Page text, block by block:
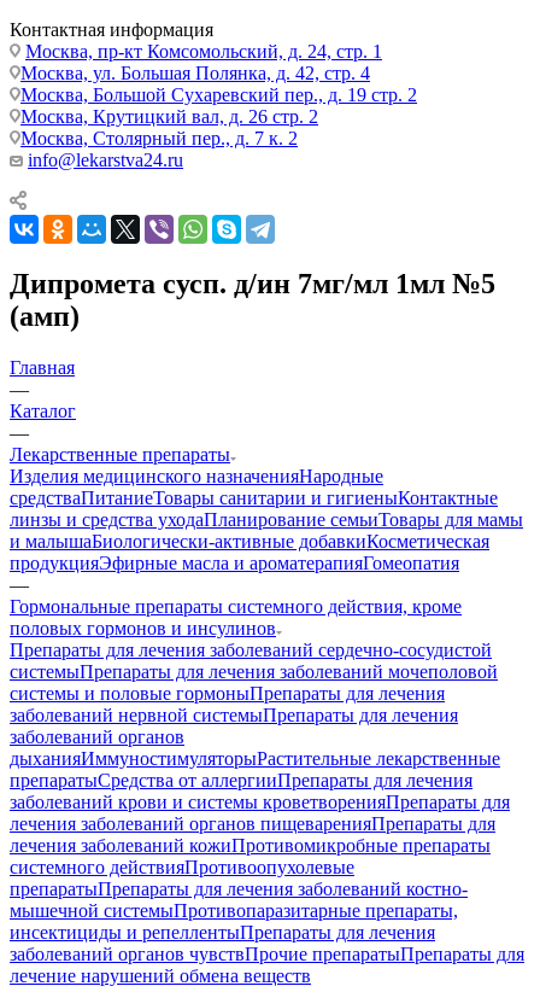
Контактная информация
Москва, пр-кт Комсомольский, д. 24, стр. 1
Москва, ул. Большая Полянка, д. 42, стр. 4
Москва, Большой Сухаревский пер., д. 19 стр. 2
Москва, Крутицкий вал, д. 26 стр. 2
Москва, Столярный пер., д. 7 к. 2
info@lekarstva24.ru
Дипромета сусп. д/ин 7мг/мл 1мл №5
(амп)
Главная
—
Каталог
—
Лекарственные препараты
Изделия медицинского назначенияНародные
средстваПитаниеТовары санитарии и гигиеныКонтактные
линзы и средства уходаПланирование семьиТовары для мамы
и малышаБиологически-активные добавкиКосметическая
продукцияЭфирные масла и ароматерапияГомеопатия
—
Гормональные препараты системного действия, кроме
половых гормонов и инсулинов
Препараты для лечения заболеваний сердечно-сосудистой
системыПрепараты для лечения заболеваний мочеполовой
системы и половые гормоныПрепараты для лечения
заболеваний нервной системыПрепараты для лечения
заболеваний органов
дыханияИммуностимуляторыРастительные лекарственные
препаратыСредства от аллергииПрепараты для лечения
заболеваний крови и системы кроветворенияПрепараты для
лечения заболеваний органов пищеваренияПрепараты для
лечения заболеваний кожиПротивомикробные препараты
системного действияПротивоопухолевые
препаратыПрепараты для лечения заболеваний костно-
мышечной системыПротивопаразитарные препараты,
инсектициды и репеллентыПрепараты для лечения
заболеваний органов чувствПрочие препаратыПрепараты для
лечение нарушений обмена веществ